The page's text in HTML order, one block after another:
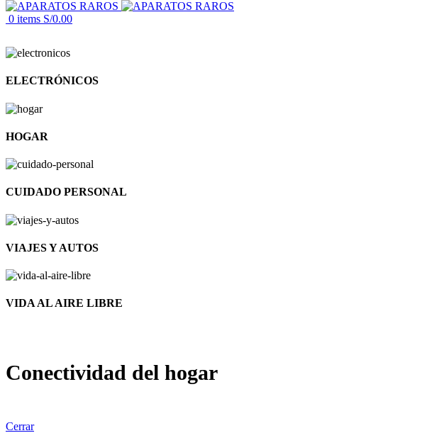
0 items S/0.00
ELECTRÓNICOS
HOGAR
CUIDADO PERSONAL
VIAJES Y AUTOS
VIDA AL AIRE LIBRE
Conectividad del hogar
Cerrar